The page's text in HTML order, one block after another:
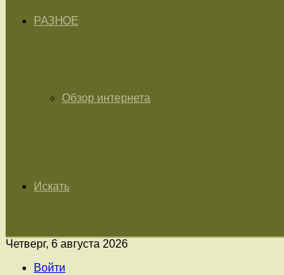
РАЗНОЕ
Обзор интернета
Искать
Четверг, 6 августа 2026
Войти